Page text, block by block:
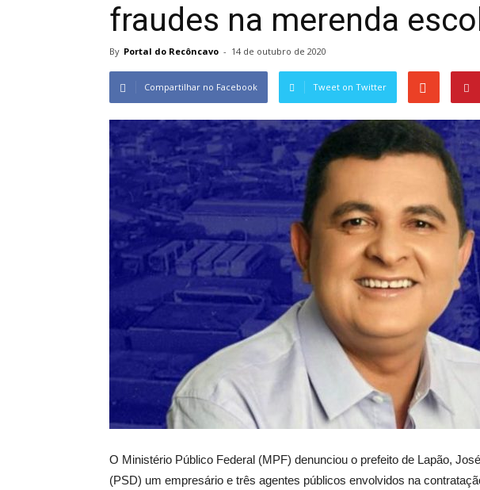
fraudes na merenda
By Portal do Recôncavo - 14 de outubro de 2020
Compartilhar no Facebook Tweet on Twitter
O Ministério Público Federal (MPF) denunciou o prefeito de Lapão,
(PSD) um empresário e três agentes públicos envolvidos na